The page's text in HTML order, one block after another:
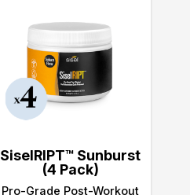
SiselRIPT™ Sunburst
(4 Pack)
Pro-Grade Post-Workout